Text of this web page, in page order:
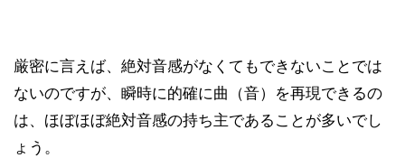
厳密に言えば、絶対音感がなくてもできないことでは
ないのですが、瞬時に的確に曲（音）を再現できるの
は、ほぼほぼ絶対音感の持ち主であることが多いでし
ょう。